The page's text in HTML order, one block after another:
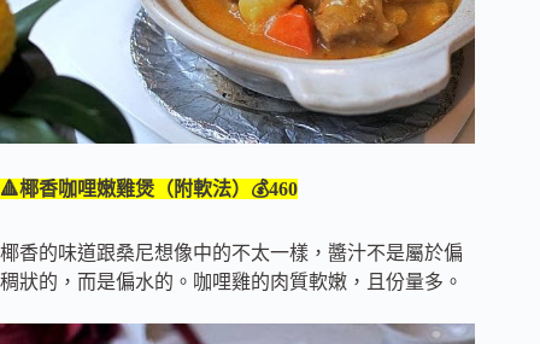
🔺椰香咖哩嫩雞煲（附軟法）💰460
椰香的味道跟桑尼想像中的不太一樣，醬汁不是屬於偏
稠狀的，而是偏水的。咖哩雞的肉質軟嫩，且份量多。